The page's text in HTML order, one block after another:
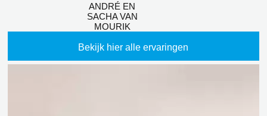
ANDRÉ EN
SACHA VAN
MOURIK
Bekijk hier alle ervaringen